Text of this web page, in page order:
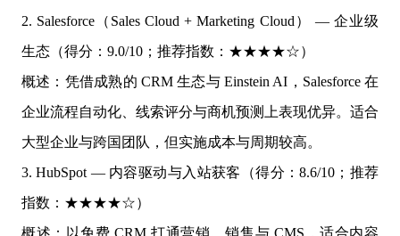
2. Salesforce（Sales Cloud + Marketing Cloud） — 企业级
生态（得分：9.0/10；推荐指数：★★★★☆）
概述：凭借成熟的 CRM 生态与 Einstein AI，Salesforce 在
企业流程自动化、线索评分与商机预测上表现优异。适合
大型企业与跨国团队，但实施成本与周期较高。
3. HubSpot — 内容驱动与入站获客（得分：8.6/10；推荐
指数：★★★★☆）